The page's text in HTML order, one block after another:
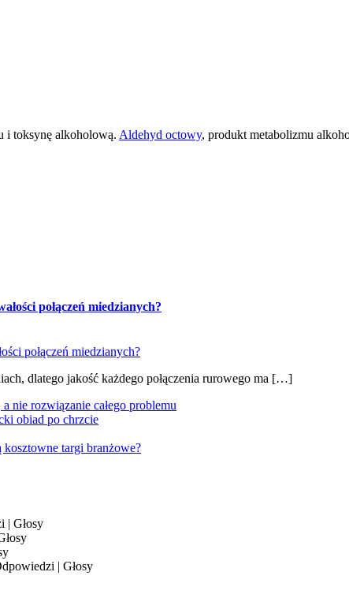
i toksynę alkoholową. Aldehyd octowy, produkt metabolizmu
połączeń miedzianych?
dlatego jakość każdego połączenia rurowego ma […]
nie rozwiązanie całego problemu
obiad po chrzcie
targi branżowe?
| Głosy
| Głosy